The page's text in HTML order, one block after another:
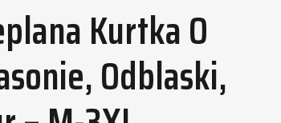
Kurtka O
Odblaski,